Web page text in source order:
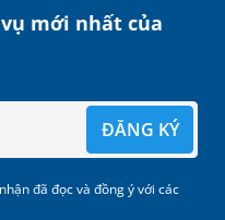
mới nhất của
ĐĂNG KÝ
đã đọc và đồng ý với các